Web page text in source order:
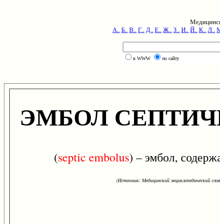
А.. Б.. В.. Г.. Д.. Е.. Ж.. З.. И.. Й.. К.. Л..
в WWW по сайту
ЭМБОЛ
(septic embolus) – эмбол,
(Источник: Медицинский энциклопедический